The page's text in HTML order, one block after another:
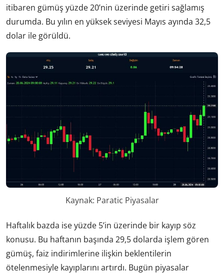
itibaren gümüş yüzde 20’nin üzerinde getiri sağlamış
durumda. Bu yılın en yüksek seviyesi Mayıs ayında 32,5
dolar ile görüldü.
Kaynak: Paratic Piyasalar
Haftalık bazda ise yüzde 5’in üzerinde bir kayıp söz
konusu. Bu haftanın başında 29,5 dolarda işlem gören
gümüş, faiz indirimlerine ilişkin beklentilerin
ötelenmesiyle kayıplarını artırdı. Bugün piyasalar